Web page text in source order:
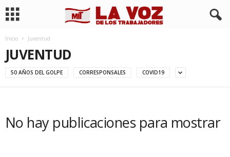
Inicio Juventud
JUVENTUD
50 AÑOS DEL GOLPE CORRESPONSALES COVID19
No hay publicaciones para mostrar